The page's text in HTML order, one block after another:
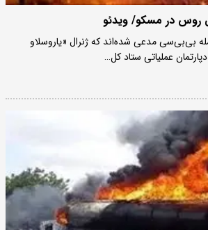
روس در مسکو/ ویدئو
بی‌بی‌سی مدعی شده‌اند که ژنرال «یاروسلاو
عملیاتی ستاد کل…